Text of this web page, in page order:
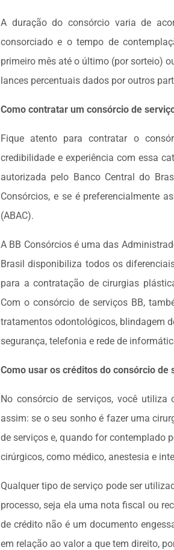
A duração do consórcio varia de
consorciado e o tempo de
primeiro mês até o último (por sorteio)
lances percentuais dados por outros
Como contratar um consórcio de
Fique atento para contratar o
credibilidade e experiência com essa
autorizada pelo Banco Central do
Consórcios, e se é preferencialmente
(ABAC).
A BB Consórcios é uma das
Brasil disponibiliza todos os
para a contratação de cirurgias
Com o consórcio de serviços BB,
tratamentos odontológicos, blindagem
segurança, telefonia e rede de
Como usar os créditos do consórcio de
No consórcio de serviços, você utiliza
assim: se o seu sonho é fazer uma
de serviços e, quando for contemplado
cirúrgicos, como médico, anestesia e
Qualquer tipo de serviço pode ser
processo, seja ela uma nota fiscal ou
de crédito não é um documento
em relação ao valor a que tem direito,